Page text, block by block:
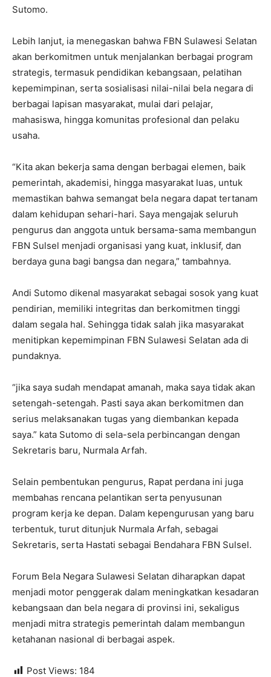
Sutomo.
Lebih lanjut, ia menegaskan bahwa FBN Sulawesi Selatan
akan berkomitmen untuk menjalankan berbagai program
strategis, termasuk pendidikan kebangsaan, pelatihan
kepemimpinan, serta sosialisasi nilai-nilai bela negara di
berbagai lapisan masyarakat, mulai dari pelajar,
mahasiswa, hingga komunitas profesional dan pelaku
usaha.
“Kita akan bekerja sama dengan berbagai elemen, baik
pemerintah, akademisi, hingga masyarakat luas, untuk
memastikan bahwa semangat bela negara dapat tertanam
dalam kehidupan sehari-hari. Saya mengajak seluruh
pengurus dan anggota untuk bersama-sama membangun
FBN Sulsel menjadi organisasi yang kuat, inklusif, dan
berdaya guna bagi bangsa dan negara,” tambahnya.
Andi Sutomo dikenal masyarakat sebagai sosok yang kuat
pendirian, memiliki integritas dan berkomitmen tinggi
dalam segala hal. Sehingga tidak salah jika masyarakat
menitipkan kepemimpinan FBN Sulawesi Selatan ada di
pundaknya.
“jika saya sudah mendapat amanah, maka saya tidak akan
setengah-setengah. Pasti saya akan berkomitmen dan
serius melaksanakan tugas yang diembankan kepada
saya.” kata Sutomo di sela-sela perbincangan dengan
Sekretaris baru, Nurmala Arfah.
Selain pembentukan pengurus, Rapat perdana ini juga
membahas rencana pelantikan serta penyusunan
program kerja ke depan. Dalam kepengurusan yang baru
terbentuk, turut ditunjuk Nurmala Arfah, sebagai
Sekretaris, serta Hastati sebagai Bendahara FBN Sulsel.
Forum Bela Negara Sulawesi Selatan diharapkan dapat
menjadi motor penggerak dalam meningkatkan kesadaran
kebangsaan dan bela negara di provinsi ini, sekaligus
menjadi mitra strategis pemerintah dalam membangun
ketahanan nasional di berbagai aspek.
Post Views: 184